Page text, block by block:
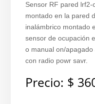
Sensor RF pared
montado en la pared
inalámbrico montado
sensor de ocupación
o manual on/apagado
con radio powr savr.
Precio: $